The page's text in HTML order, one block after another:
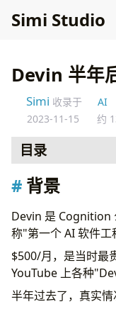
Simi Studio
Devin 半年
Simi 收录于
AI
2023-11-15
约
目录
背景
半年后的真实反馈
Devin 能做什
Devin 做不了什么
为什么不重度使用
1. 成本问题
2. 质量不可控
背景
Devin 是 Cognition
称"第一个 AI 软件工
$500/月，是当时最
YouTube 上各种
半年过去了，真实情